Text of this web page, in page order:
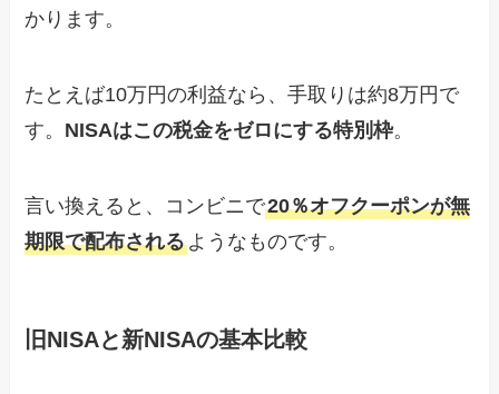
かります。
たとえば10万円の利益なら、手取りは約8万円で
す。 NISAはこの税金をゼロにする特別枠。
言い換えると、コンビニで20％オフクーポンが無
期限で配布されるようなものです。
旧NISAと新NISAの基本比較